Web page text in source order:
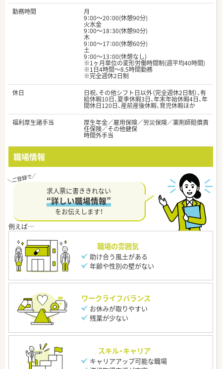
勤務時間
月
9：00～20：00(休憩90分)
火水金
9：00～18：30(休憩90分)
木
9：00～17：00(休憩60分)
土
9：00～13：00(休憩なし)
※1ヶ月単位の変形労働時間制(週平均40時間)
※1日4時間～8.5時間勤務
※完全週休2日制
休日
日祝、その他シフト日以外（完全週休2日制）、有
給休暇10日、夏季休暇3日、年末年始休暇4日、年
間休日120日、産前産後休暇、育児休暇ほか
福利厚生諸手当
厚生年金／雇用保険／労災保険／薬剤師賠償責
任保険／その他健保
時間外手当
職場情報
求人票に書ききれない
“詳しい職場情報”
をお伝えします！
職場の雰囲気
助け合う風土がある
年齢や性別の壁がない
ワークライフバランス
お休みが取りやすい
残業が少ない
スキル・キャリア
キャリアアップ可能な職場